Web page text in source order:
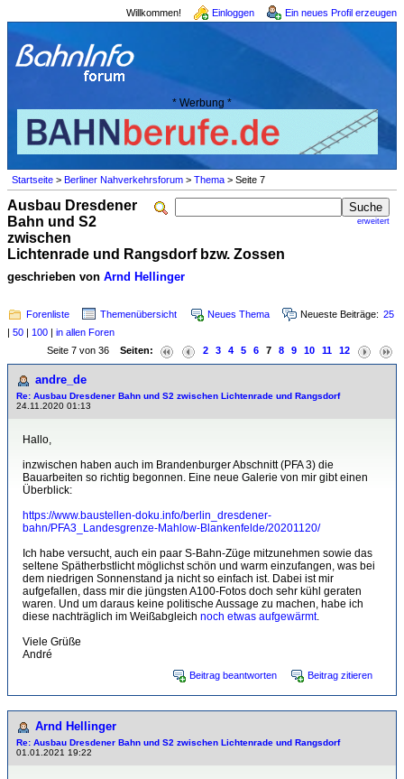
Willkommen! Einloggen Ein neues Profil erzeugen
* Werbung *
Startseite > Berliner Nahverkehrsforum > Thema > Seite 7
erweitert
Ausbau Dresdener
Bahn und S2
zwischen
Lichtenrade und Rangsdorf bzw. Zossen
geschrieben von Arnd Hellinger
Forenliste Themenübersicht Neues Thema Neueste Beiträge: 25
| 50 | 100 | in allen Foren
Seite 7 von 36 Seiten: 2 3 4 5 6 7 8 9 10 11 12
andre_de
Re: Ausbau Dresdener Bahn und S2 zwischen Lichtenrade und Rangsdorf
24.11.2020 01:13
Hallo,
inzwischen haben auch im Brandenburger Abschnitt (PFA 3) die
Bauarbeiten so richtig begonnen. Eine neue Galerie von mir gibt einen
Überblick:
https://www.baustellen-doku.info/berlin_dresdener-
bahn/PFA3_Landesgrenze-Mahlow-Blankenfelde/20201120/
Ich habe versucht, auch ein paar S-Bahn-Züge mitzunehmen sowie das
seltene Spätherbstlicht möglichst schön und warm einzufangen, was bei
dem niedrigen Sonnenstand ja nicht so einfach ist. Dabei ist mir
aufgefallen, dass mir die jüngsten A100-Fotos doch sehr kühl geraten
waren. Und um daraus keine politische Aussage zu machen, habe ich
diese nachträglich im Weißabgleich noch etwas aufgewärmt.
Viele Grüße
André
Beitrag beantworten Beitrag zitieren
Arnd Hellinger
Re: Ausbau Dresdener Bahn und S2 zwischen Lichtenrade und Rangsdorf
01.01.2021 19:22